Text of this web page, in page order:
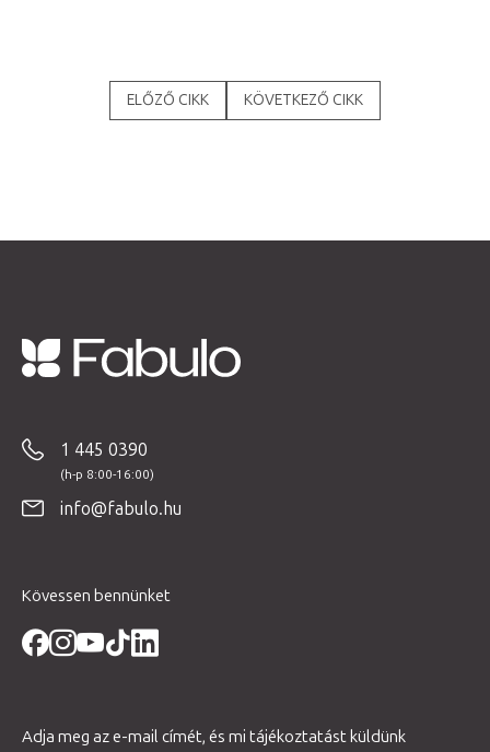
ELŐZŐ CIKK KÖVETKEZŐ CIKK
1 445 0390
info@fabulo.hu
Kövessen bennünket
Adja meg az e-mail címét, és mi tájékoztatást küldünk